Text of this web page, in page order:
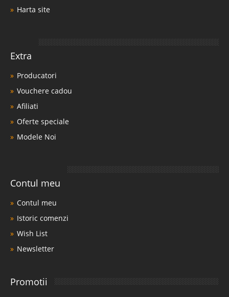
Harta site
Extra
Producatori
Vouchere cadou
Afiliati
Oferte speciale
Modele Noi
Contul meu
Contul meu
Istoric comenzi
Wish List
Newsletter
Promotii